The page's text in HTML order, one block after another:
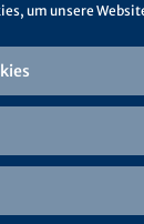
um unsere